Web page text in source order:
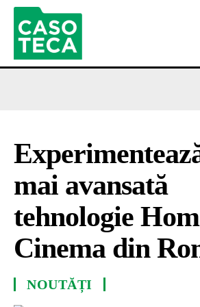
mai avansată
tehnologie
Cinema din
NOUTĂȚI